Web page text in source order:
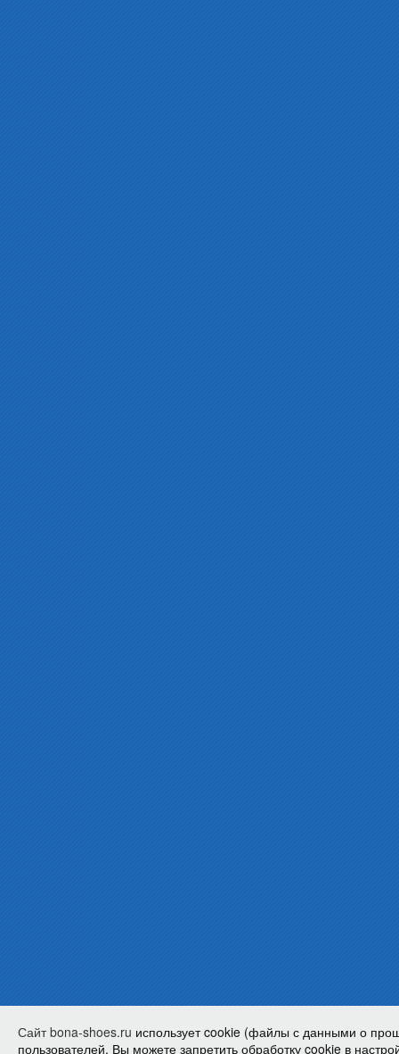
Сайт bona-shoes.ru использует cookie (файлы с данными о
пользователей. Вы можете запретить обработку cookie в